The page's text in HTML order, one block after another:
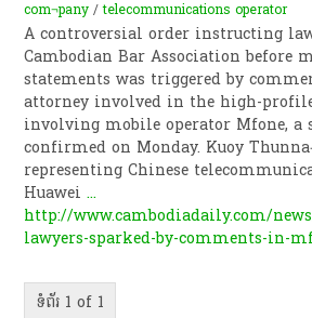
com¬pany /telecommunications operator
A controversial order instructing
Cam­bodian Bar Association before
statements was triggered by
attorney involved in the high-
involving mo­bile operator Mfone, a
confirmed on Monday. Kuoy
representing Chinese
Huawei...
http://www.cambodiadaily.com/
lawyers-sparked-by-comments-in-
ទំព័រ 1 of 1